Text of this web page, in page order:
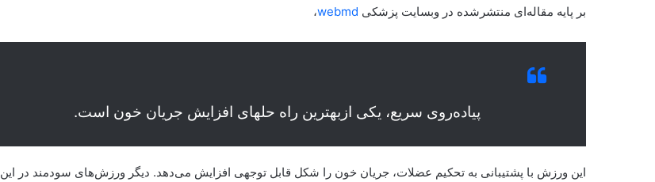
بر پایه مقاله‌ای منتشرشده در وبسایت پزشکی webmd،
پیاده‌روی سریع، یکی ازبهترین راه حلهای افزایش جریان خون است.
این ورزش با پشتیبانی به تحکیم عضلات، جریان خون را شکل قابل توجهی افزایش می‌دهد. دیگر ورزش‌های سودمند در این